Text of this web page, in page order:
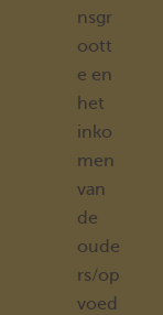
nsgr
oott
e en
het
inko
men
van
de
oude
rs/op
voed